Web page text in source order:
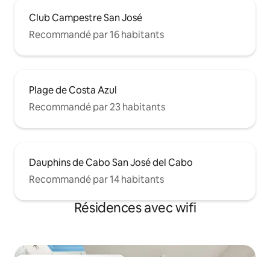
Club Campestre San José
Recommandé par 16 habitants
Plage de Costa Azul
Recommandé par 23 habitants
Dauphins de Cabo San José del Cabo
Recommandé par 14 habitants
Résidences avec wifi